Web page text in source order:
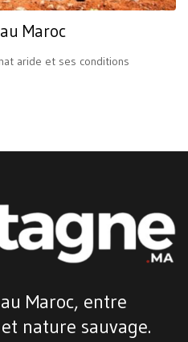
Maroc
aride et ses conditions
Maroc, entre
nature sauvage.